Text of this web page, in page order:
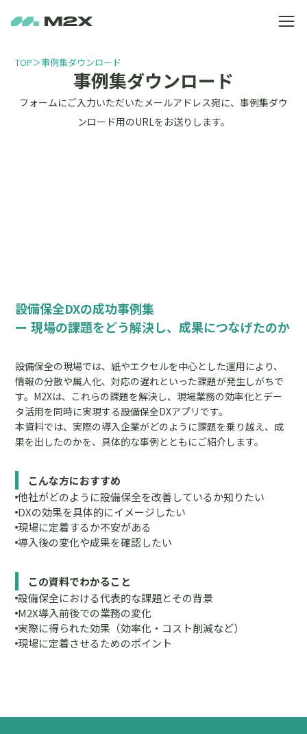
TOP＞事例集ダウンロード
事例集ダウンロード
フォームにご入力いただいたメールアドレス宛に、事例集ダウ
ンロード用のURLをお送りします。
設備保全DXの成功事例集
ー 現場の課題をどう解決し、成果につなげたのか
設備保全の現場では、紙やエクセルを中心とした運用により、
情報の分散や属人化、対応の遅れといった課題が発生しがちで
す。M2Xは、これらの課題を解決し、現場業務の効率化とデー
タ活用を同時に実現する設備保全DXアプリです。
本資料では、実際の導入企業がどのように課題を乗り越え、成
果を出したのかを、具体的な事例とともにご紹介します。
こんな方におすすめ
他社がどのように設備保全を改善しているか知りたい
DXの効果を具体的にイメージしたい
現場に定着するか不安がある
導入後の変化や成果を確認したい
この資料でわかること
設備保全における代表的な課題とその背景
M2X導入前後での業務の変化
実際に得られた効果（効率化・コスト削減など）
現場に定着させるためのポイント